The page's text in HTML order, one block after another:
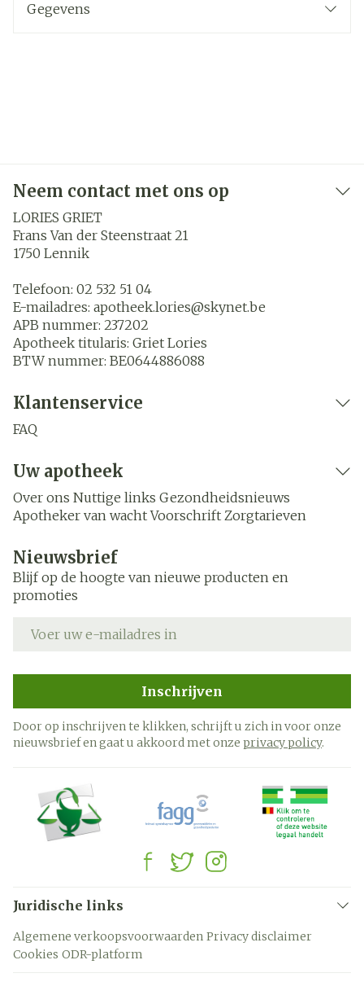
Gegevens
Neem contact met ons op
LORIES GRIET
Frans Van der Steenstraat 21
1750 Lennik
Telefoon: 02 532 51 04
E-mailadres: apotheek.lories@skynet.be
APB nummer: 237202
Apotheek titularis: Griet Lories
BTW nummer: BE0644886088
Klantenservice
FAQ
Uw apotheek
Over ons Nuttige links Gezondheidsnieuws
Apotheker van wacht Voorschrift Zorgtarieven
Nieuwsbrief
Blijf op de hoogte van nieuwe producten en
promoties
Inschrijven
Door op inschrijven te klikken, schrijft u zich in voor onze
nieuwsbrief en gaat u akkoord met onze privacy policy.
Juridische links
Algemene verkoopsvoorwaarden Privacy disclaimer
Cookies ODR-platform